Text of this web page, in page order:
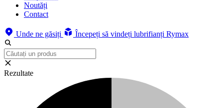
Noutăți
Contact
Unde ne găsiți Începeți să vindeți lubrifianți Rymax
Rezultate